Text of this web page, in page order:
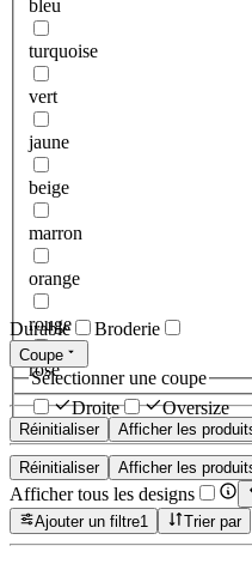
bleu
turquoise
vert
jaune
beige
marron
orange
rouge
rose
Réinitialiser Afficher les
Durable Broderie
Coupe
Sélectionner une coupe
Droite
Oversize
Réinitialiser Afficher les
Afficher tous les designs
Ajouter un filtre1 Trier par